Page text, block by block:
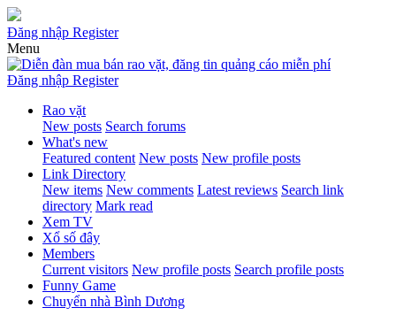
Đăng nhập Register
Menu
Đăng nhập Register
Rao vặt
New posts Search forums
What's new
Featured content New posts New profile posts
Link Directory
New items New comments Latest reviews Search link
directory Mark read
Xem TV
Xổ số đây
Members
Current visitors New profile posts Search profile posts
Funny Game
Chuyển nhà Bình Dương